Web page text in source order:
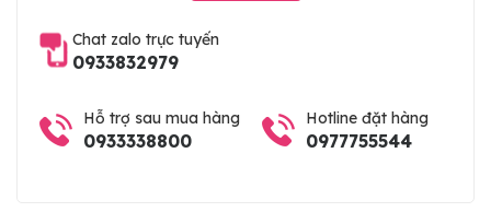
Chat zalo trực tuyến
0933832979
Hỗ trợ sau mua hàng
0933338800
Hotline đặt hàng
0977755544